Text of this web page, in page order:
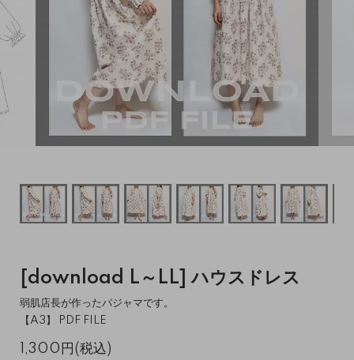
[download L～LL] ハウスドレス
弱肌店長が作ったパジャマです。
【A3】 PDF FILE
1,300円(税込)